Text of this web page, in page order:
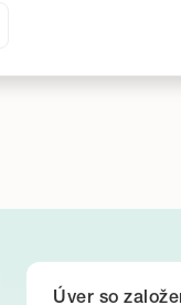
Úver so